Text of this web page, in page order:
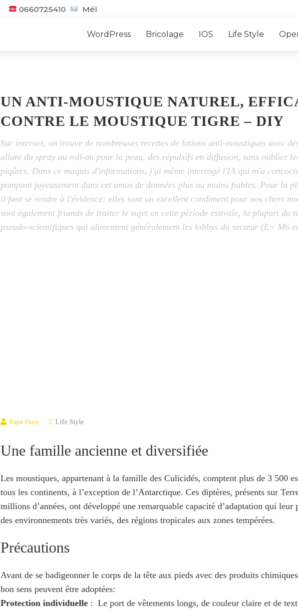
0660725410 Mél
WordPress Bricolage IOS Life Style
UN ANTI-MOUSTIQUE NATUREL,
CONTRE LE MOUSTIQUE TIGRE – DIY
Sur internet, on trouve de nombreuses recettes de lotions anti-moustiques avec
allant du spray au roll-on pour la peau, des répulsifs en diffusion, sans oublier
piqûres. Dans ce maquis d'informations, j'ai même interrogé l'IA qui m'a
pompant joyeusement dans cet amas de données plus ou moins fiables. Pour la
il faut se rendre à l'évidence: elles sont un excellent condiment pour nos chers
sont également friands de traiter le sujet en cette période estivale, la plupart du
pseudo-scientifiques qui alimentent généralement les lobbys du secteur (E= M6
Papa Ours Life Style
Une famille ancienne et diversifiée
Les moustiques, appartenant à la famille des Culicidés, comptent plus de 3 500
tous les continents, à l’exception de l’Antarctique. Ces diptères, présents sur
millions d’années, ont développé une remarquable capacité d’adaptation qui leur
des environnements très variés, des régions tropicales aux zones tempérées.
Précautions
Avant de se badigeonner le corps de la tête aux pieds avec des produits
bon sens peuvent être adoptées:
Protection individuelle: Le port de vêtements longs, de couleur claire et de